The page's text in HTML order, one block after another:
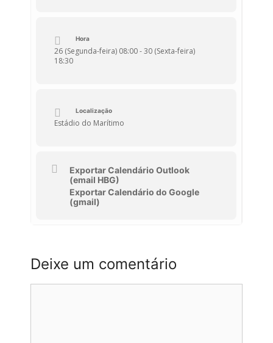
Atividades Náuticas competem entre os dias
26 e 30 de Maio.
Hora
26 (Segunda-feira) 08:00 - 30 (Sexta-feira)
18:30
Localização
Estádio do Marítimo
Exportar Calendário Outlook
(email HBG)
Exportar Calendário do Google
(gmail)
Deixe um comentário